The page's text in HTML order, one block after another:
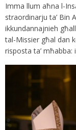
Imma llum aħna l-
straordinarju ta’ Bin
ikkundannajnieh
tal-Missier għal dan
risposta ta’ mħabba: